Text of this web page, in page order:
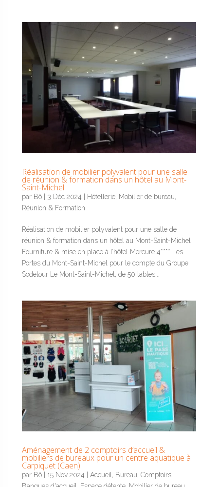
Réalisation de mobilier polyvalent pour une salle
de réunion & formation dans un hôtel au Mont-
Saint-Michel
par Bô| 3 Déc 2024 | Hôtellerie, Mobilier de bureau
Réunion & Formation
Réalisation de mobilier polyvalent pour une salle de
réunion & formation dans un hôtel au Mont-Saint-Michel
Fourniture & mise en place à l’hôtel Mercure 4**** Les
Portes du Mont-Saint-Michel pour le compte du Groupe
Sodetour Le Mont-Saint-Michel, de 50 tables...
Aménagement de 2 comptoirs d’accueil &
mobiliers de bureaux pour un centre aquatique à
Carpiquet (Caen)
par Bô| 15 Nov 2024 Accueil, Bureau, Comptoirs